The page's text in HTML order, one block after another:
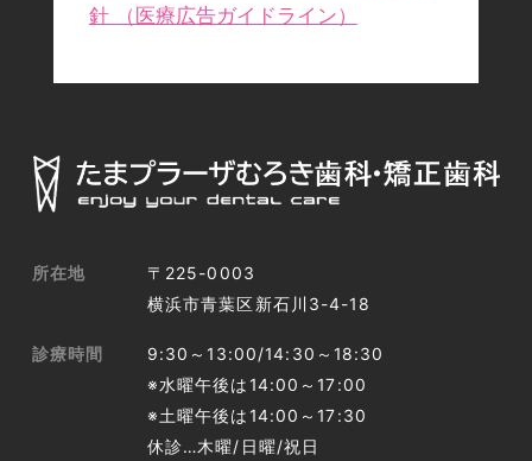
針 （医療広告ガイドライン）
所在地
〒225-0003
横浜市青葉区新石川3-4-18
診療時間
9:30～13:00/14:30～18:30
※水曜午後は14:00～17:00
※土曜午後は14:00～17:30
休診…木曜/日曜/祝日